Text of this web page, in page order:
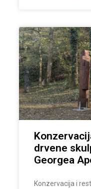
drvene
Georgea
Konzervacija i